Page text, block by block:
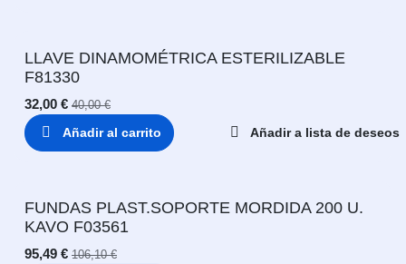
LLAVE DINAMOMÉTRICA ESTERILIZABLE
F81330
32,00 € 40,00€
Añadir al carrito Añadir a lista de deseos
FUNDAS PLAST.SOPORTE MORDIDA 200 U.
KAVO F03561
95,49 € 106,10€